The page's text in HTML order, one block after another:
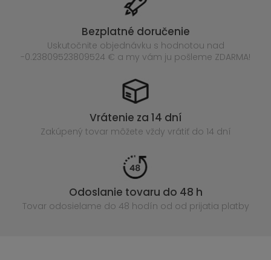
Bezplatné doručenie
Uskutočnite objednávku s hodnotou nad
-0.23809523809524 € a my vám ju pošleme ZDARMA!
Vrátenie za 14 dní
Zakúpený tovar môžete vždy vrátiť do 14 dní
Odoslanie tovaru do 48 h
Tovar odosielame do 48 hodín od od prijatia platby